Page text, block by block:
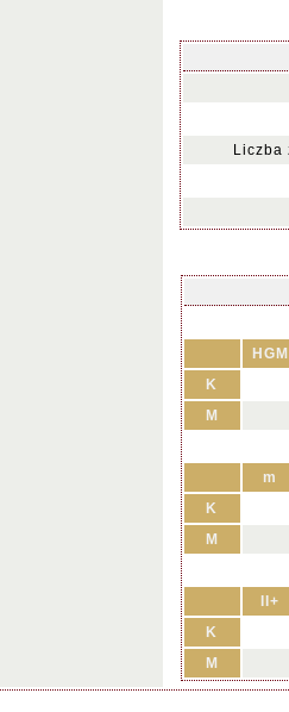
Liczba
HGM
K
M
m
K
M
II+
K
M